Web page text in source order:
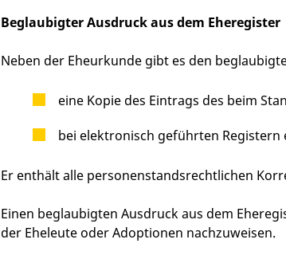
Beglaubigter Ausdruck aus dem Eheregister
Neben der Eheurkunde gibt es den
eine Kopie des Eintrags des beim
bei elektronisch geführten Registern
Er enthält alle personenstandsrechtlichen
Einen beglaubigten Ausdruck aus dem
der Eheleute oder Adoptionen nachzuweisen.